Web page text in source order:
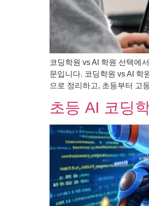
코딩학원 vs AI 학원 선택에
문입니다. 코딩학원 vs AI 학
으로 정리하고, 초등부터 고
초등 AI 코딩